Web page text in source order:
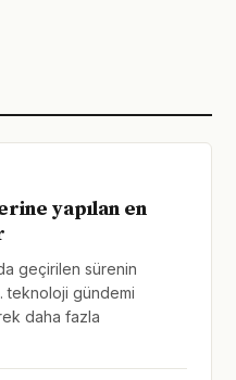
yapılan en
geçirilen sürenin
teknoloji gündemi
daha fazla